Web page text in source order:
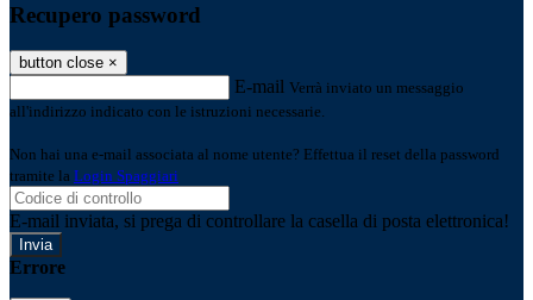
Recupero password
button close ×
E-mail Verrà inviato un messaggio
all'indirizzo indicato con le istruzioni necessarie.
Non hai una e-mail associata al nome utente? Effettua il reset della password
tramite la Login Spaggiari
E-mail inviata, si prega di controllare la casella di posta elettronica!
Errore